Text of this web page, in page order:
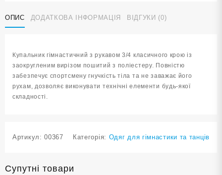
XL
кількість
ОПИС ДОДАТКОВА ІНФОРМАЦІЯ ВІДГУКИ (0)
Купальник гімнастичний з рукавом 3/4 класичного крою із
заокругленим вирізом пошитий з поліестеру. Повністю
забезпечує спортсмену гнучкість тіла та не заважає його
рухам, дозволяє виконувати технічні елементи будь-якої
складності.
Артикул:00367 Категорія: Одяг для гімнастики та танців
Супутні товари